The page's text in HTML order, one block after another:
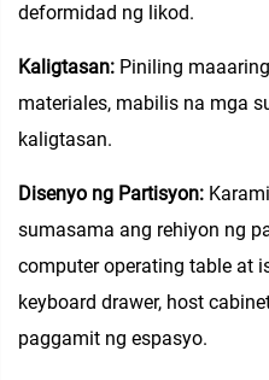
deformidad ng likod.
Kaligtasan: Piniling
materiales, mabilis na mga
kaligtasan.
Disenyo ng Partisyon:
sumasama ang rehiyon ng
computer operating table at
keyboard drawer, host
paggamit ng espasyo.